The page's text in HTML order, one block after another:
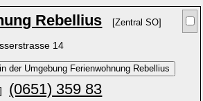
Rebellius [Zentral SO]
14
(0651) 359 83